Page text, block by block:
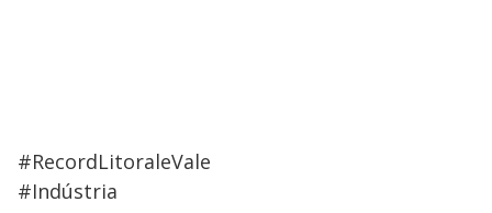
#RecordLitoraleVale
#Indústria